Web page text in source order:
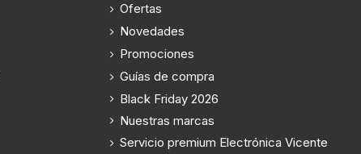
Ofertas
Novedades
Promociones
Guías de compra
Black Friday 2026
Nuestras marcas
Servicio premium Electrónica Vicente